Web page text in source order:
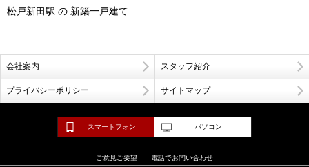
松戸新田駅 の 新築一戸建て
会社案内 スタッフ紹介
プライバシーポリシー サイトマップ
スマートフォン パソコン
ご意見ご要望 電話でお問い合わせ